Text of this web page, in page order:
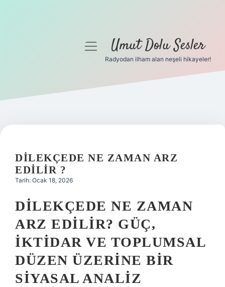
Gizlilik Politikası
Yasal Uyarı
menüyüUmut Dolu Sesler
Radyodan ilham alan neşeli hikayeler!
DILEKÇEDE NE ZAMAN ARZ
EDILIR ?
Tarih: Ocak 18, 2026
DILEKÇEDE NE ZAMAN
ARZ EDILIR? GÜÇ,
İKTIDAR VE TOPLUMSAL
DÜZEN ÜZERINE BIR
SIYASAL ANALIZ